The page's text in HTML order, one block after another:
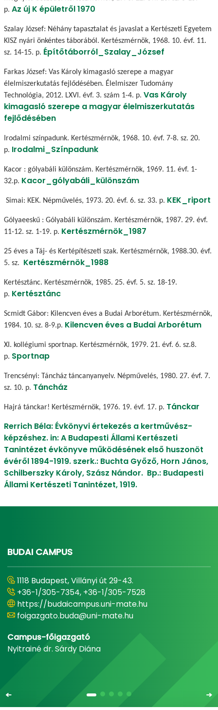
p. Az új K épületről 1970
Szalay József: Néhány tapasztalat és javaslat a Kertészeti Egyetem
KISZ nyári önkéntes táborából. Kertészmérnök, 1968. 10. évf. 11.
sz. 14-15. p. Építőtáborról_Szalay_József
Farkas József: Vas Károly kimagasló szerepe a magyar
élelmiszerkutatás fejlődésében. Élelmiszer Tudomány
Technológia, 2012. LXVI. évf. 3. szám 1-4. p. Vas Károly
kimagasló szerepe a magyar élelmiszerkutatás
fejlődésében
Irodalmi színpadunk. Kertészmérnök, 1968. 10. évf. 7-8. sz. 20.
p. Irodalmi_Színpadunk
Kacor : gólyabáli különszám. Kertészmérnök, 1969. 11. évf. 1-
32.p. Kacor_gólyabáli_különszám
Simai: KEK. Népművelés, 1973. 20. évf. 6. sz. 33. p. KEK_riport
Gólyaeeskű : Gólyabáli különszám. Kertészmérnök, 1987. 29. évf.
11-12. sz. 1-19. p. Kertészmérnök_1987
25 éves a Táj- és Kertépítészeti szak. Kertészmérnök, 1988.30. évf.
5. sz. Kertészmérnök_1988
Kertésztánc. Kertészmérnök, 1985. 25. évf. 5. sz. 18-19.
p. Kertésztánc
Scmidt Gábor: Kilencven éves a Budai Arborétum. Kertészmérnök,
1984. 10. sz. 8-9.p. Kilencven éves a Budai Arborétum
XI. kollégiumi sportnap. Kertészmérnök, 1979. 21. évf. 6. sz.8.
p. Sportnap
Trencsényi: Táncház táncanyanyelv. Népművelés, 1980. 27. évf. 7.
sz. 10. p. Táncház
Hajrá tánckar! Kertészmérnök, 1976. 19. évf. 17. p. Tánckar
Rerrich Béla: Évkönyvi értekezés a kertművész-
képzéshez. in: A Budapesti Állami Kertészeti
Tanintézet évkönyve működésének első huszonöt
évéről 1894-1919. szerk.: Buchta Győző, Horn János,
Schilberszky Károly, Szász Nándor. Bp.: Budapesti
Állami Kertészeti Tanintézet, 1919.
BUDAI CAMPUS
1118 Budapest, Villányi út 29-43.
+36-1/305-7354, +36-1/305-7528
https://budaicampus.uni-mate.hu
foigazgato.buda@uni-mate.hu
Campus-főigazgató
Nyitrainé dr. Sárdy Diána